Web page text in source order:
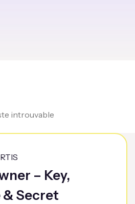
introuvable
– Key,
Secret